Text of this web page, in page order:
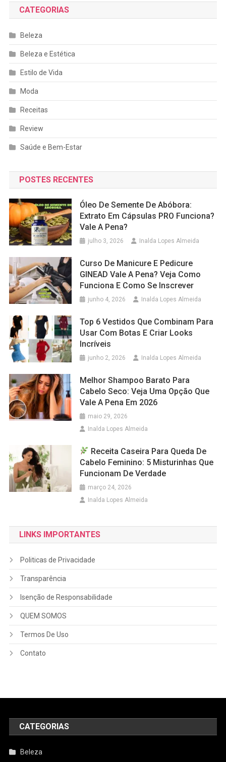
CATEGORIAS
Beleza
Beleza e Estética
Estilo de Vida
Moda
Receitas
Review
Saúde e Bem-Estar
POSTES RECENTES
Óleo De Semente De Abóbora:
Extrato Em Cápsulas PRO Funciona?
Vale A Pena?
julho 3, 2026 Inalda Lopes Almeida
Curso De Manicure E Pedicure
GINEAD Vale A Pena? Veja Como
Funciona E Como Se Inscrever
junho 4, 2026 Inalda Lopes Almeida
Top 6 Vestidos Que Combinam Para
Usar Com Botas E Criar Looks
Incríveis
junho 2, 2026 Inalda Lopes Almeida
Melhor Shampoo Barato Para
Cabelo Seco: Veja Uma Opção Que
Vale A Pena Em 2026
maio 29, 2026
Inalda Lopes Almeida
Receita Caseira Para Queda De
Cabelo Feminino: 5 Misturinhas Que
Funcionam De Verdade
março 24, 2026
Inalda Lopes Almeida
LINKS IMPORTANTES
Politicas de Privacidade
Transparência
Isenção de Responsabilidade
QUEM SOMOS
Termos De Uso
Contato
CATEGORIAS
Beleza